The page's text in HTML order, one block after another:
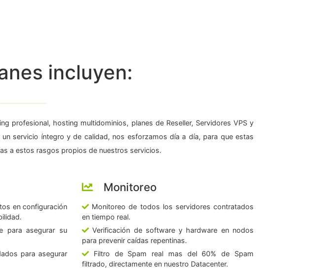
incluyen:
profesional, hosting multidominios, planes de Reseller, Servidores VPS y
servicio íntegro y de calidad, nos esforzamos día a día, para que estas
a estos rasgos propios de nuestros servicios.
en configuración
para asegurar su
para asegurar
Monitoreo
Monitoreo de todos los servidores contratados
en tiempo real.
Verificación de software y hardware en nodos
para prevenir caídas repentinas.
Filtro de Spam real mas del 60% de Spam
filtrado, directamente en nuestro Datacenter.